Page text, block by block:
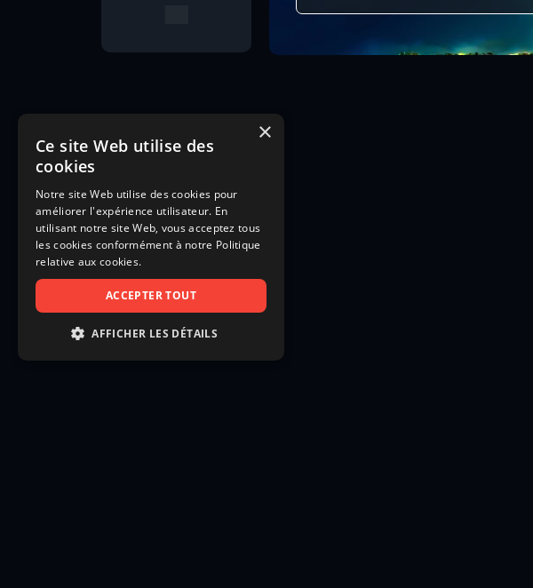
×
Ce site Web utilise des
cookies
Notre site Web utilise des cookies pour
améliorer l'expérience utilisateur. En
utilisant notre site Web, vous acceptez tous
les cookies conformément à notre Politique
relative aux cookies.
ACCEPTER TOUT
AFFICHER LES DÉTAILS